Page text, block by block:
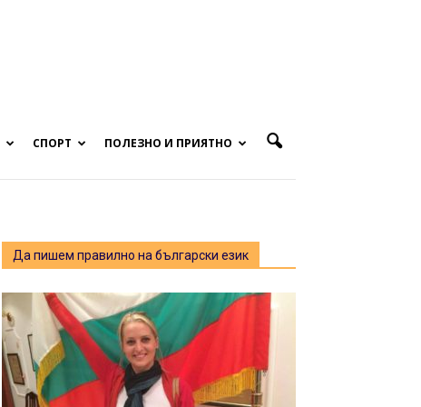
СПОРТ ПОЛЕЗНО И ПРИЯТНО
Да пишем правилно на български език